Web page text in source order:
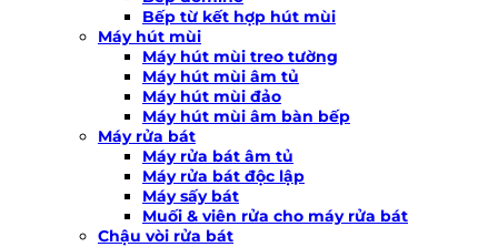
Bếp từ kết hợp hút mùi
Máy hút mùi
Máy hút mùi treo tường
Máy hút mùi âm tủ
Máy hút mùi đảo
Máy hút mùi âm bàn bếp
Máy rửa bát
Máy rửa bát âm tủ
Máy rửa bát độc lập
Máy sấy bát
Muối & viên rửa cho máy rửa bát
Chậu vòi rửa bát